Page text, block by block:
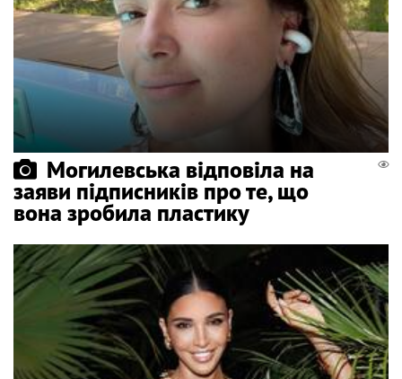
Могилевська відповіла на
заяви підписників про те, що
вона зробила пластику